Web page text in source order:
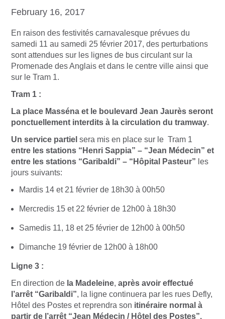
February 16, 2017
En raison des festivités carnavalesque prévues du
samedi 11 au samedi 25 février 2017, des perturbations
sont attendues sur les lignes de bus circulant sur la
Promenade des Anglais et dans le centre ville ainsi que
sur le Tram 1.
Tram 1 :
La place Masséna et le boulevard Jean Jaurès seront
ponctuellement interdits à la circulation du tramway.
Un service partiel sera mis en place sur le Tram 1
entre les stations “Henri Sappia” – “Jean Médecin” et
entre les stations “Garibaldi” – “Hôpital Pasteur” les
jours suivants:
Mardis 14 et 21 février de 18h30 à 00h50
Mercredis 15 et 22 février de 12h00 à 18h30
Samedis 11, 18 et 25 février de 12h00 à 00h50
Dimanche 19 février de 12h00 à 18h00
Ligne 3 :
En direction de la Madeleine, après avoir effectué
l’arrêt “Garibaldi”, la ligne continuera par les rues Defly,
Hôtel des Postes et reprendra son itinéraire normal à
partir de l’arrêt “Jean Médecin / Hôtel des Postes”.